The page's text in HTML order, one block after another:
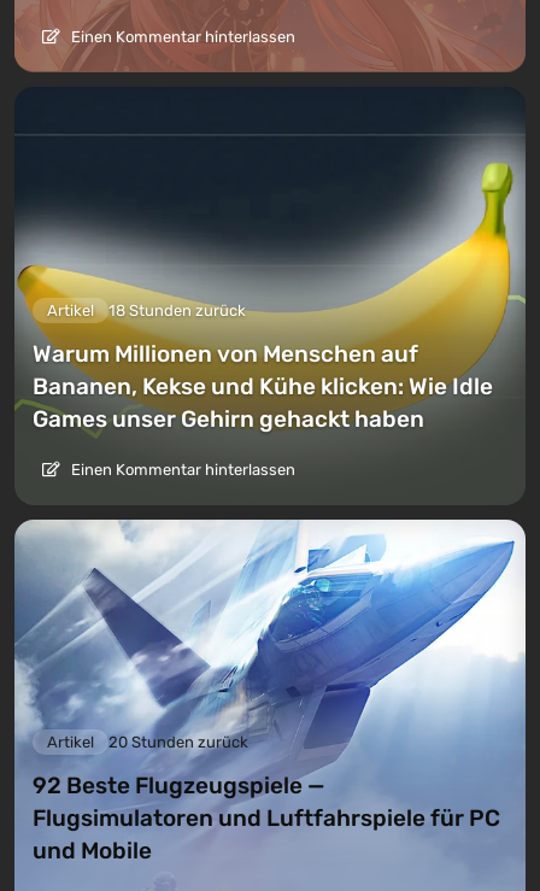
Einen Kommentar hinterlassen
Artikel 18 Stunden zurück
Warum Millionen von Menschen auf
Bananen, Kekse und Kühe klicken: Wie Idle
Games unser Gehirn gehackt haben
Einen Kommentar hinterlassen
Artikel 20 Stunden zurück
92 Beste Flugzeugspiele —
Flugsimulatoren und Luftfahrspiele für PC
und Mobile